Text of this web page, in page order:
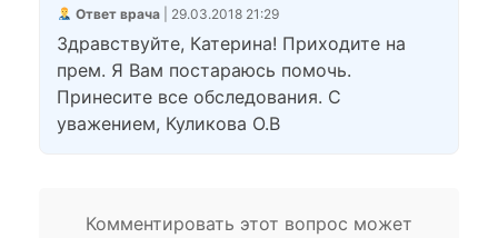
Ответ врача| 29.03.2018 21:29
Здравствуйте, Катерина! Приходите на
прем. Я Вам постараюсь помочь.
Принесите все обследования. С
уважением, Куликова О.В
Комментировать этот вопрос может